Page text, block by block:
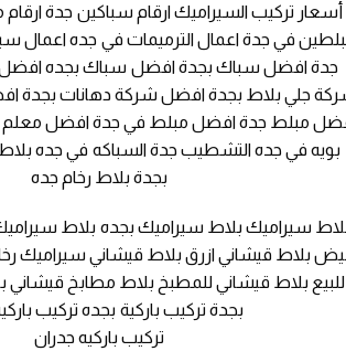
أسعار تركيب السيراميك ارقام سباكين جدة ارقام
في جدة اعمال الترميمات في جده اعمال
جدة افضل سباك بجدة افضل سباك بجده
جلي بلاط بجدة افضل شركة دهانات بجدة
مبلط جدة افضل مبلط في جدة افضل معلم
بويه في جده التشطيب جدة السباكه في جده
بجدة بلاط رخام جده
سيراميك بلاط سيراميك بجده بلاط
بلاط قيشاني ازرق بلاط قيشاني سيراميك
للبيع بلاط قيشاني للمطبخ بلاط مطابخ قيشاني
بجدة تركيب باركية بجده تركيب
تركيب باركيه جدران